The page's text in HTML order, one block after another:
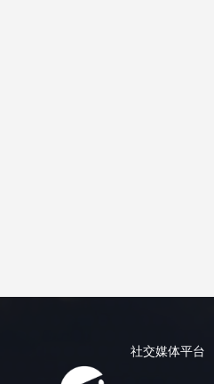
社交媒体平台